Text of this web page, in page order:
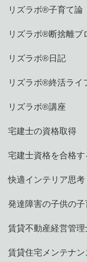
リズラボ®️子育て論
リズラボ®️断捨離ブ
リズラボ®️日記
リズラボ®️終活ライ
リズラボ®️講座
宅建士の資格取得
宅建士資格を合格す
快適インテリア思考
発達障害の子供の子
賃貸不動産経営管
賃貸住宅メンテナ